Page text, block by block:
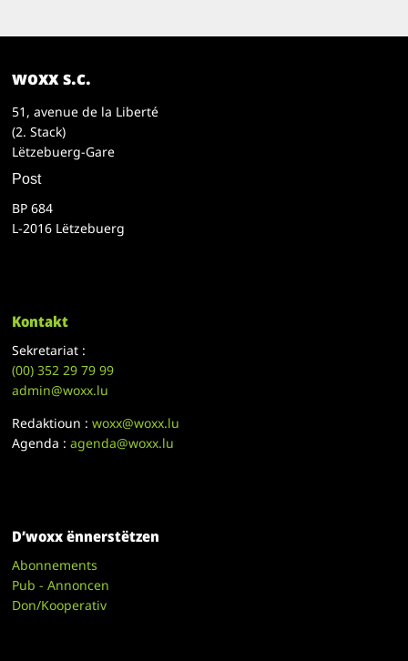
woxx s.c.
51, avenue de la Liberté
(2. Stack)
Lëtzebuerg-Gare
Post
BP 684
L-2016 Lëtzebuerg
Kontakt
Sekretariat :
(00)352 29 79 99
admin@woxx.lu
Redaktioun :woxx@woxx.lu
Agenda :agenda@woxx.lu
D’woxx ënnerstëtzen
Abonnements
Pub - Annoncen
Don/Kooperativ